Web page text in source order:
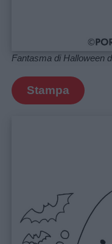
Fantasma di Halloween
Stampa